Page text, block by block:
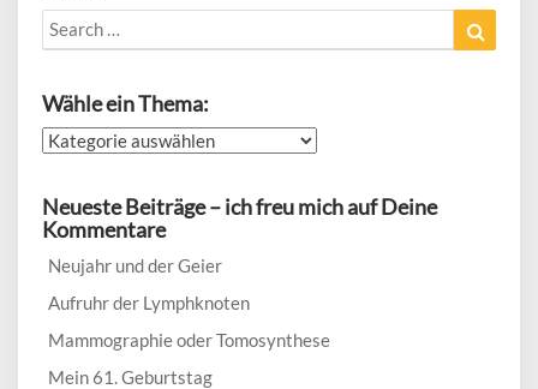
Search
for:
Wähle ein Thema:
Wähle
Neueste Beiträge – ich freu mich auf Deine
Kommentare
Neujahr und der Geier
Aufruhr der Lymphknoten
Mammographie oder Tomosynthese
Mein 61. Geburtstag